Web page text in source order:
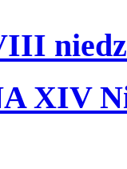
XIV